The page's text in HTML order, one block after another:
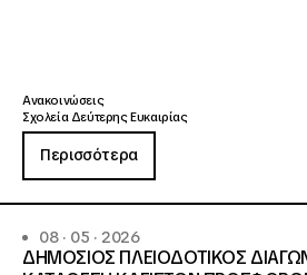
Ανακοινώσεις
Σχολεία Δεύτερης Ευκαιρίας
Περισσότερα
08 · 05 · 2026
ΔΗΜΟΣΙΟΣ ΠΛΕΙΟΔΟΤΙΚΟΣ